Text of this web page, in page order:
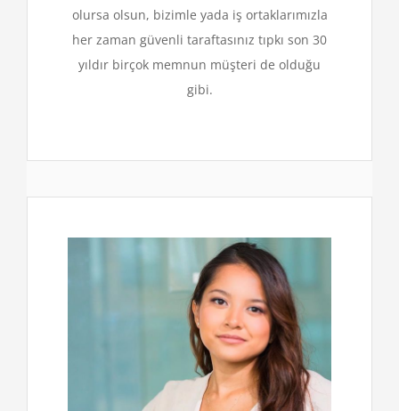
olursa olsun, bizimle yada iş ortaklarımızla
her zaman güvenli taraftasınız tıpkı son 30
yıldır birçok memnun müşteri de olduğu
gibi.